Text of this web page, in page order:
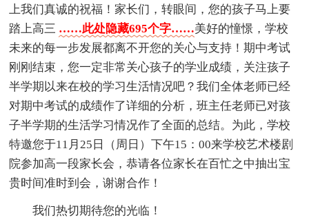
上我们真诚的祝福！家长们，转眼间，您的孩子马上要
踏上高三 ……此处隐藏695个字……美好的憧憬，学校
未来的每一步发展都离不开您的关心与支持！期中考试
刚刚结束，您一定非常关心孩子的学业成绩，关注孩子
半学期以来在校的学习生活情况吧？我们全体老师已经
对期中考试的成绩作了详细的分析，班主任老师已对孩
子半学期的生活学习情况作了全面的总结。为此，学校
特邀您于11月25日（周日）下午15：00来学校艺术楼剧
院参加高一段家长会，恭请各位家长在百忙之中抽出宝
贵时间准时到会，谢谢合作！
我们热切期待您的光临！